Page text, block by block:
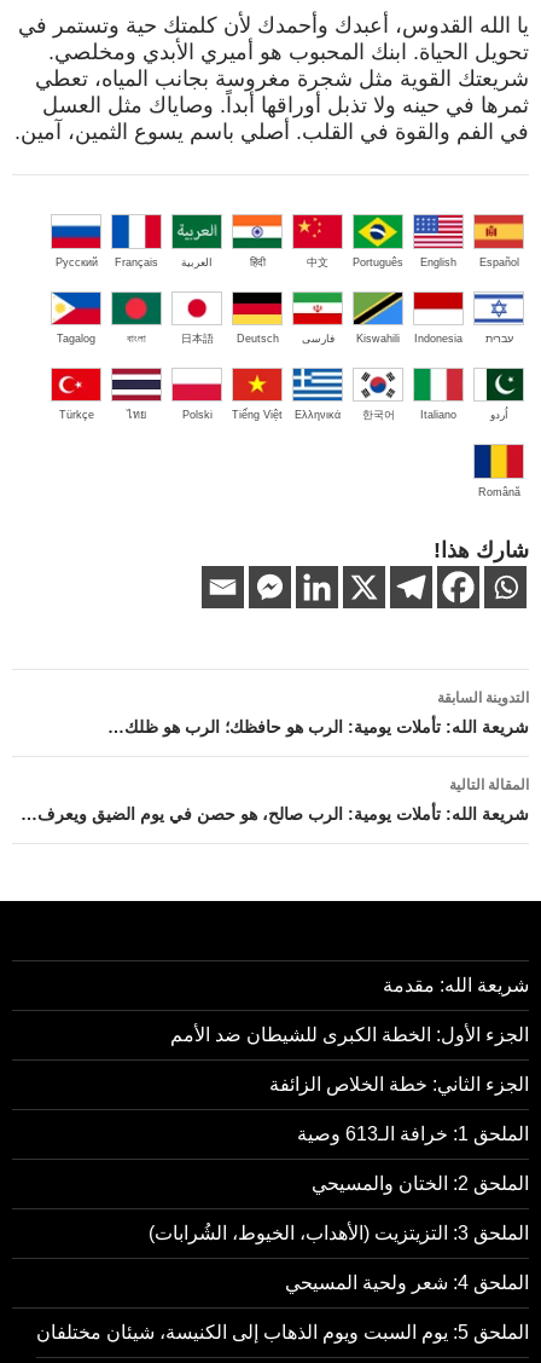
يا الله القدوس، أعبدك وأحمدك لأن كلمتك حية وتستمر في
تحويل الحياة. ابنك المحبوب هو أميري الأبدي ومخلصي.
شريعتك القوية مثل شجرة مغروسة بجانب المياه، تعطي
ثمرها في حينه ولا تذبل أوراقها أبداً. وصاياك مثل العسل
في الفم والقوة في القلب. أصلي باسم يسوع الثمين، آمين.
Español
English
Português
中文
हिंदी العربية Français
Русский
עברית Indonesia
Kiswahili فارسی Deutsch
日本語
বাংলা
Tagalog
اُردو Italiano
한국어
Ελληνικά
Tiếng Việt
Polski
ไทย
Türkçe
Română
شارك هذا!
تصفّح
المقالات
التدوينة السابقة
شريعة الله: تأملات يومية: الرب هو حافظك؛ الرب هو ظلك…
المقالة التالية
شريعة الله: تأملات يومية: الرب صالح، هو حصن في يوم الضيق ويعرف…
شريعة الله: مقدمة
الجزء الأول: الخطة الكبرى للشيطان ضد الأمم
الجزء الثاني: خطة الخلاص الزائفة
الملحق 1: خرافة الـ613 وصية
الملحق 2: الختان والمسيحي
الملحق 3: التزيتزيت (الأهداب، الخيوط، الشُرابات)
الملحق 4: شعر ولحية المسيحي
الملحق 5: يوم السبت ويوم الذهاب إلى الكنيسة، شيئان مختلفان